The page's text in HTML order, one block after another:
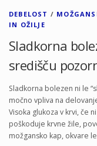
DEBELOST /
IN OŽILJE
Sladkorna
središču
Sladkorna bolezen ni le
močno vpliva na
Visoka glukoza v krvi, če
poškoduje krvne žile,
možgansko kap, okvare